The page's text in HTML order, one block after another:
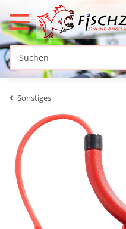
Sonstiges